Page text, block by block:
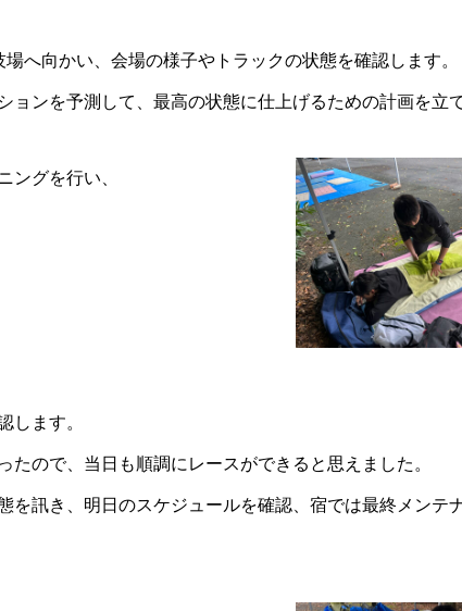
へ向かい、会場の様子やトラックの状態を確認します。
ョンを予測して、最高の状態に仕上げるための計画を立て
ングを行い、
します。
たので、当日も順調にレースができると思えました。
を訊き、明日のスケジュールを確認、宿では最終メンテ